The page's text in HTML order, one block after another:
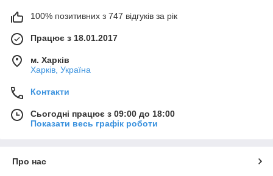
100% позитивних з 747 відгуків за рік
Працює з 18.01.2017
м. Харків
Харків, Україна
Контакти
Сьогодні працює з 09:00 до 18:00
Показати весь графік роботи
Про нас